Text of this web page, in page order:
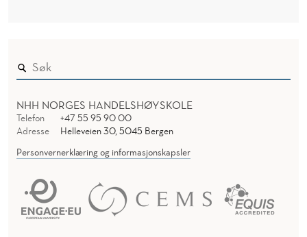
NHH NORGES HANDELSHØYSKOLE
Telefon
+47 55 95 90 00
Adresse
Helleveien 30, 5045 Bergen
Personvernerklæring og informasjonskapsler